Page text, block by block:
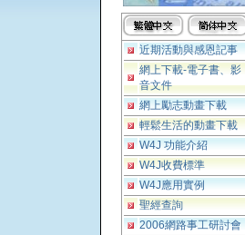
近期活動與感恩記事
網上下載-電子書、影
音文件
網上勵志動畫下載
輕鬆生活的動畫下載
W4J 功能介紹
W4J收費標準
W4J應用實例
聖經查詢
2006網路事工研討會